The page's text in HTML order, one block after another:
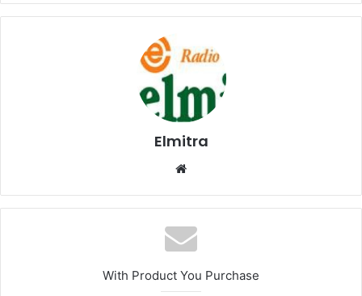
Elmitra
Website
With Product You Purchase